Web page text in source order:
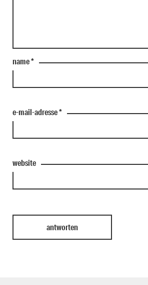
name*
e-mail-adresse*
website